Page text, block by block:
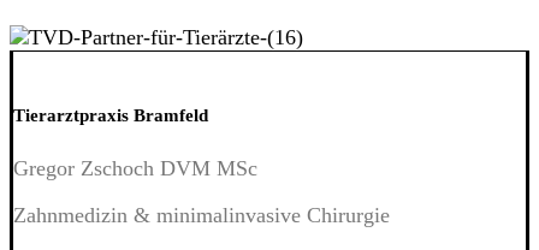
Tierarztpraxis Bramfeld
Gregor Zschoch DVM MSc
Zahnmedizin & minimalinvasive Chirurgie